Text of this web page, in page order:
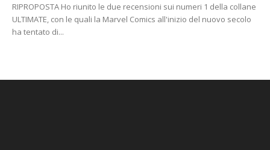
RIPROPOSTA Ho riunito le due recensioni sui numeri 1 della collane
ULTIMATE, con le quali la Marvel Comics all'inizio del nuovo secolo
ha tentato di...